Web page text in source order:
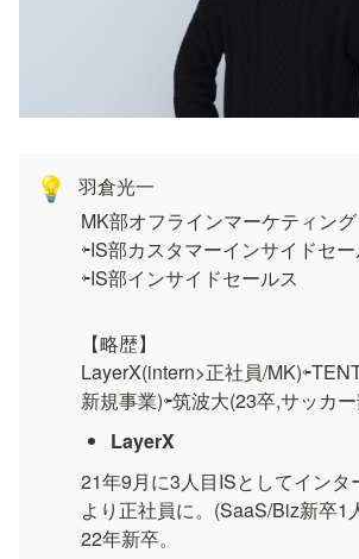
💡
羽倉光一
MK部オフラインマーケティング
⇦IS部カスタマーインサイドセー
⇦IS部インサイドセールス
【略歴】
LayerX(intern>正社員/
新規事業)⇦筑波大(23卒,サッカ
LayerX
21年9月に3人目ISとしてインタ
より正社員に。(SaaS/Biz新卒1
22年新卒。